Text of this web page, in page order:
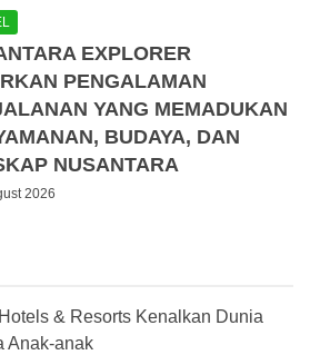
EXPLORER
PENGALAMAN
YANG MEMADUKAN
BUDAYA, DAN
NUSANTARA
2026
& Resorts Kenalkan Dunia
Anak-anak